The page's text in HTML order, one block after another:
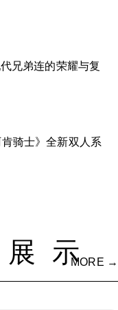
兄弟连的荣耀与复
骑士》全新双人系
展示
MORE →